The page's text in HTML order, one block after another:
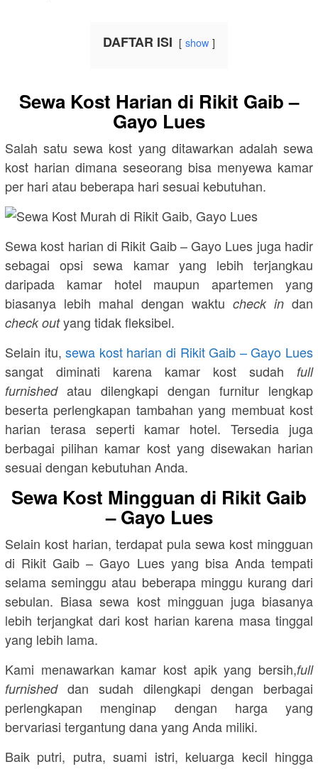
DAFTAR ISI show
Sewa Kost Harian di Rikit Gaib –
Gayo Lues
Salah satu sewa kost yang ditawarkan adalah sewa
kost harian dimana seseorang bisa menyewa kamar
per hari atau beberapa hari sesuai kebutuhan.
Sewa kost harian di Rikit Gaib – Gayo Lues juga hadir
sebagai opsi sewa kamar yang lebih terjangkau
daripada kamar hotel maupun apartemen yang
biasanya lebih mahal dengan waktu check in dan
check outyang tidak fleksibel.
Selain itu,sewa kost harian di Rikit Gaib – Gayo Lues
sangat diminati karena kamar kost sudah full
furnished atau dilengkapi dengan furnitur lengkap
beserta perlengkapan tambahan yang membuat kost
harian terasa seperti kamar hotel. Tersedia juga
berbagai pilihan kamar kost yang disewakan harian
sesuai dengan kebutuhan Anda.
Sewa Kost Mingguan di Rikit Gaib
– Gayo Lues
Selain kost harian, terdapat pula sewa kost mingguan
di Rikit Gaib – Gayo Lues yang bisa Anda tempati
selama seminggu atau beberapa minggu kurang dari
sebulan. Biasa sewa kost mingguan juga biasanya
lebih terjangkat dari kost harian karena masa tinggal
yang lebih lama.
Kami menawarkan kamar kost apik yang bersih,full
furnished dan sudah dilengkapi dengan berbagai
perlengkapan menginap dengan harga yang
bervariasi tergantung dana yang Anda miliki.
Baik putri, putra, suami istri, keluarga kecil hingga